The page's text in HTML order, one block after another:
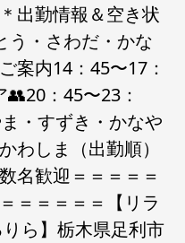
出勤情報＆空き状
う・さわだ・かな
案内14：45〜17：
：45〜23：
・すずき・かなや
わしま（出勤順）
名歓迎＝＝＝＝＝
＝＝＝＝＝【リラ
ら】栃木県足利市